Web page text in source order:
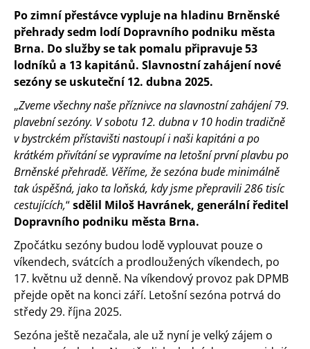
Po zimní přestávce vypluje na hladinu Brněnské
přehrady sedm lodí Dopravního podniku města
Brna. Do služby se tak pomalu připravuje 53
lodníků a 13 kapitánů. Slavnostní zahájení nové
sezóny se uskuteční 12. dubna 2025.
„Zveme všechny naše příznivce na slavnostní zahájení 79.
plavební sezóny. V sobotu 12. dubna v 10 hodin tradičně
v bystrckém přístavišti nastoupí i naši kapitáni a po
krátkém přivítání se vypravíme na letošní první plavbu po
Brněnské přehradě. Věříme, že sezóna bude minimálně
tak úspěšná, jako ta loňská, kdy jsme přepravili 286 tisíc
cestujících,“sdělil Miloš Havránek, generální ředitel
Dopravního podniku města Brna.
Zpočátku sezóny budou lodě vyplouvat pouze o
víkendech, svátcích a prodloužených víkendech, po
17. květnu už denně. Na víkendový provoz pak DPMB
přejde opět na konci září. Letošní sezóna potrvá do
středy 29. října 2025.
Sezóna ještě nezačala, ale už nyní je velký zájem o